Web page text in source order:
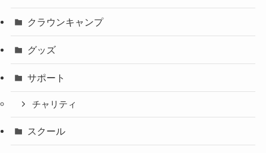
クラウンキャンプ
グッズ
サポート
チャリティ
スクール